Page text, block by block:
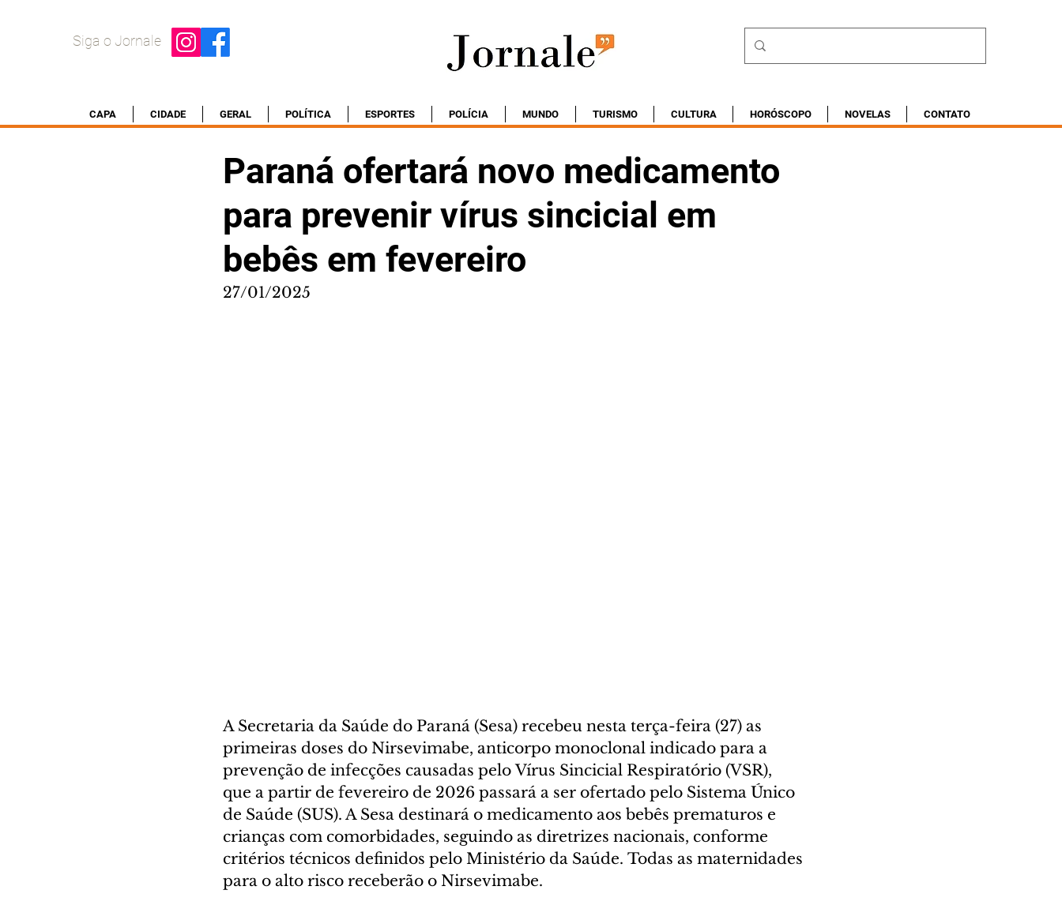
Siga o Jornale
CAPA CIDADE GERAL POLÍTICA ESPORTES POLÍCIA MUNDO TURISMO CULTURA HORÓSCOPO NOVELAS CONTATO
Paraná ofertará novo medicamento
para prevenir vírus sincicial em
bebês em fevereiro
27/01/2025
A Secretaria da Saúde do Paraná (Sesa) recebeu nesta terça-feira (27) as
primeiras doses do Nirsevimabe, anticorpo monoclonal indicado para a
prevenção de infecções causadas pelo Vírus Sincicial Respiratório (VSR),
que a partir de fevereiro de 2026 passará a ser ofertado pelo Sistema Único
de Saúde (SUS). A Sesa destinará o medicamento aos bebês prematuros e
crianças com comorbidades, seguindo as diretrizes nacionais, conforme
critérios técnicos definidos pelo Ministério da Saúde. Todas as maternidades
para o alto risco receberão o Nirsevimabe.